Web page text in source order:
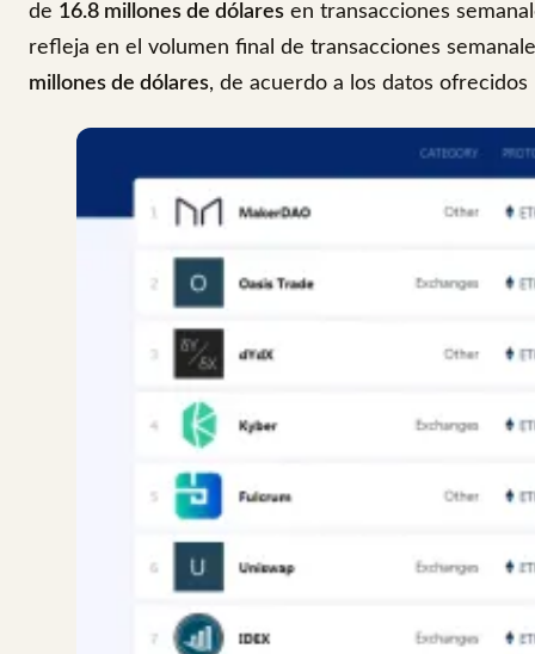
de 16.8 millones de dólares en transacciones
refleja en el volumen final de transacciones
millones de dólares, de acuerdo a los datos